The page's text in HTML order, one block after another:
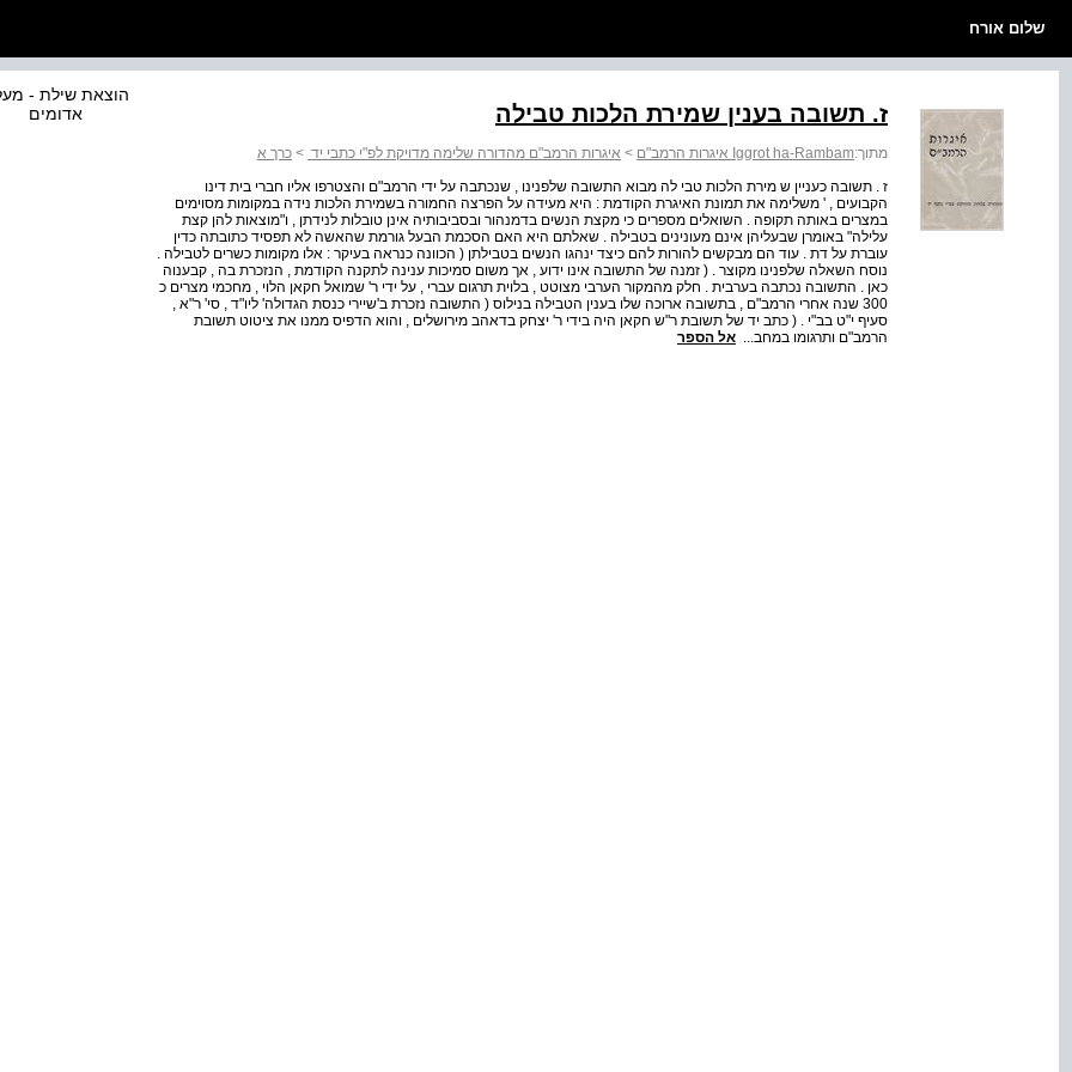
שלום אורח
ז. תשובה בענין שמירת הלכות טבילה
מתוך:Iggrot ha-Rambam איגרות הרמב"ם > איגרות הרמב"ם מהדורה שלימה מדויקת לפ"י כתבי יד > כרך א
ז . תשובה כעניין ש מירת הלכות טבי לה מבוא התשובה שלפנינו , שנכתבה על ידי הרמב"ם והצטרפו אליו חברי בית דינו
הקבועים , ' משלימה את תמונת האיגרת הקודמת : היא מעידה על הפרצה החמורה בשמירת הלכות נידה במקומות מסוימים
במצרים באותה תקופה . השואלים מספרים כי מקצת הנשים בדמנהור ובסביבותיה אינן טובלות לנידתן , ו"מוצאות להן קצת
עלילה" באומרן שבעליהן אינם מעונינים בטבילה . שאלתם היא האם הסכמת הבעל גורמת שהאשה לא תפסיד כתובתה כדין
עוברת על דת . עוד הם מבקשים להורות להם כיצד ינהגו הנשים בטבילתן ( הכוונה כנראה בעיקר : אלו מקומות כשרים לטבילה .
נוסח השאלה שלפנינו מקוצר . ( זמנה של התשובה אינו ידוע , אך משום סמיכות ענינה לתקנה הקודמת , הנזכרת בה , קבענוה
כאן . התשובה נכתבה בערבית . חלק מהמקור הערבי מצוטט , בלוית תרגום עברי , על ידי ר' שמואל חקאן הלוי , מחכמי מצרים כ
300 שנה אחרי הרמב"ם , בתשובה ארוכה שלו בענין הטבילה בנילוס ( התשובה נזכרת ב'שיירי כנסת הגדולה' ליו"ד , סי' ר"א ,
סעיף י"ט בב"י . ( כתב יד של תשובת ר"ש חקאן היה בידי ר' יצחק בדאהב מירושלים , והוא הדפיס ממנו את ציטוט תשובת
הרמב"ם ותרגומו במחב... אל הספר
הוצאת שילת -
אדומים